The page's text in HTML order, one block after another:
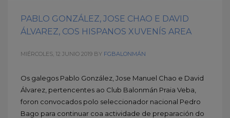
PABLO GONZÁLEZ, JOSE CHAO E DAVID
ÁLVAREZ, COS HISPANOS XUVENÍS AREA
MIÉRCOLES, 12 JUNIO 2019 BY FGBALONMÁN
Os galegos Pablo González, Jose Manuel Chao e David
Álvarez, pertencentes ao Club Balonmán Praia Veba,
foron convocados polo seleccionador nacional Pedro
Bago para continuar coa actividade de preparación do